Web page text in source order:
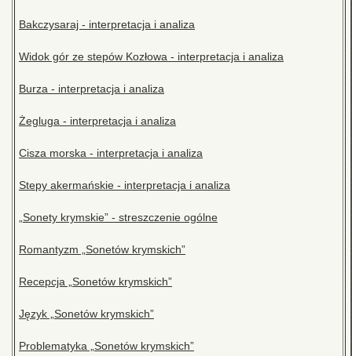
Bakczysaraj - interpretacja i analiza
Widok gór ze stepów Kozłowa - interpretacja i analiza
Burza - interpretacja i analiza
Żegluga - interpretacja i analiza
Cisza morska - interpretacja i analiza
Stepy akermańskie - interpretacja i analiza
„Sonety krymskie” - streszczenie ogólne
Romantyzm „Sonetów krymskich”
Recepcja „Sonetów krymskich”
Język „Sonetów krymskich”
Problematyka „Sonetów krymskich”